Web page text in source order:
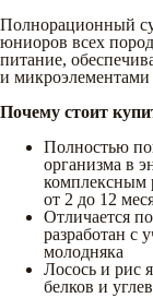
Полнорационный
юниоров всех
питание,
и микроэлементами
Почему стоит
Полностью
организма в
комплексным
от 2 до 12
Отличается
разработан с
молодняка
Лосось и рис
белков и